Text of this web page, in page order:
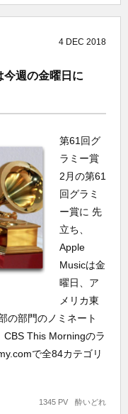
4 DEC 2018
今週の金曜日に
第61回グ
ラミー賞
2月の第61
回グラミ
ー賞に 先
立ち、
Apple
Musicは金
曜日、ア
メリカ東
の部門のノミネート
CBS This Morningのラ
で全84カテゴリ
酔いどれ
1345 PV